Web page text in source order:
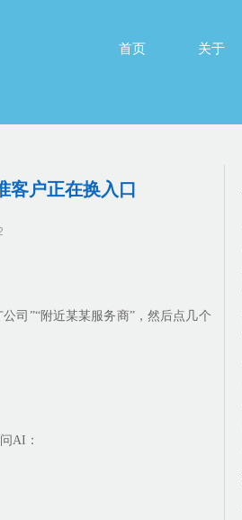
首页
关于
客户正在换入口
司”“附近某某服务商”，然后点几个
AI：